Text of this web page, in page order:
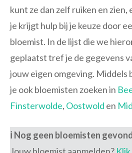
kunt ze dan zelf ruiken en zien,
je krijgt hulp bij je keuze door
bloemist. In de lijst die we
geplaatst tref je de gegevens
jouw eigen omgeving. Middels
je ook bloemisten zoeken in
Finsterwolde, Oostwold en
ℹ️ Nog geen bloemisten